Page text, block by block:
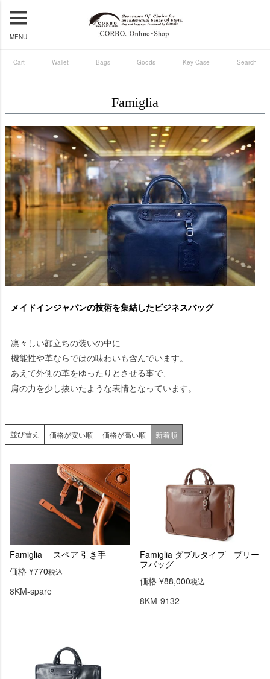
MENU
Cart Wallet Bags Goods Key Case Search
Famiglia
メイドインジャパンの技術を集結したビジネスバッグ
凛々しい顔立ちの装いの中に
機能性や革ならではの味わいも含んでいます。
あえて外側の革をゆったりとさせる事で、
肩の力を少し抜いたような表情となっています。
並び替え 価格が安い順 価格が高い順 新着順
Famiglia スペア 引き手
価格 ¥770税込
8KM-spare
Famiglia ダブルタイプ ブリー
フバッグ
価格 ¥88,000税込
8KM-9132